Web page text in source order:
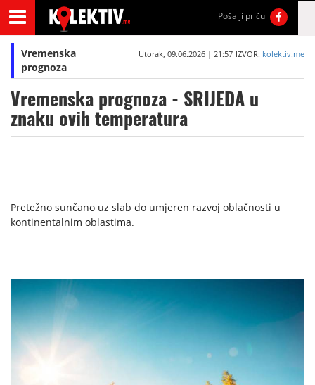
Pošalji priču
Vremenska
prognoza
Utorak, 09.06.2026 | 21:57 IZVOR: kolektiv.me
Vremenska prognoza - SRIJEDA u
znaku ovih temperatura
Pretežno sunčano uz slab do umjeren razvoj oblačnosti u
kontinentalnim oblastima.